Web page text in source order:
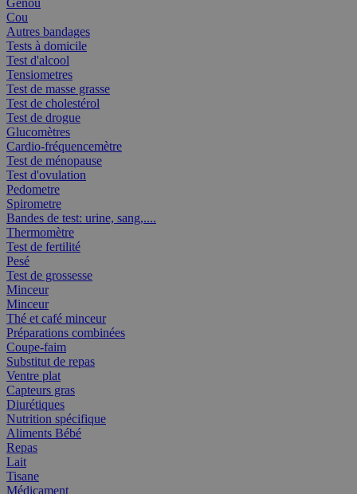
Genou
Cou
Autres bandages
Tests à domicile
Test d'alcool
Tensiometres
Test de masse grasse
Test de cholestérol
Test de drogue
Glucomètres
Cardio-fréquencemètre
Test de ménopause
Test d'ovulation
Pedometre
Spirometre
Bandes de test: urine, sang,....
Thermomètre
Test de fertilité
Pesé
Test de grossesse
Minceur
Minceur
Thé et café minceur
Préparations combinées
Coupe-faim
Substitut de repas
Ventre plat
Capteurs gras
Diurétiques
Nutrition spécifique
Aliments Bébé
Repas
Lait
Tisane
Médicament